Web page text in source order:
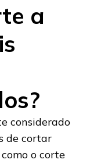
a
considerado
de cortar
o corte